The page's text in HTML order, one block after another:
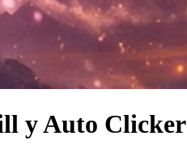
y Auto Clicker